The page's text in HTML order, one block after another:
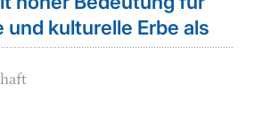
und kulturelle Erbe als